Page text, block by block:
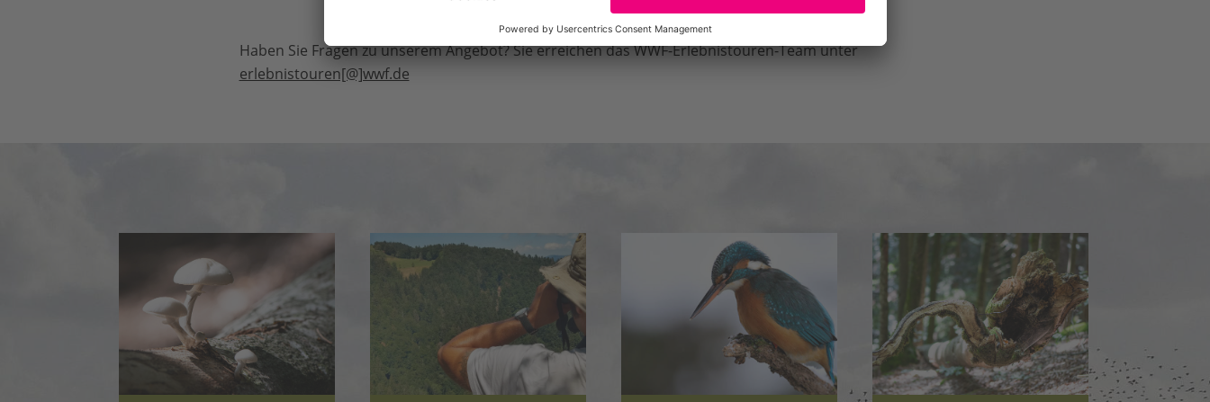
Haben Sie Fragen zu unserem Angebot? Sie erreichen das WWF-Erlebnistouren-Team unter
erlebnistouren[@]wwf.de